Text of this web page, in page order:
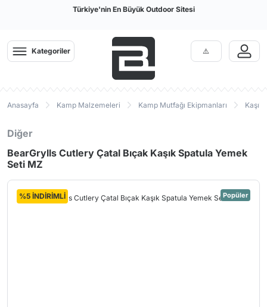
Türkiye'nin En Büyük Outdoor Sitesi
Kategoriler
Anasayfa Kamp Malzemeleri Kamp Mutfağı Ekipmanları Kaşık
Diğer
BearGrylls Cutlery Çatal Bıçak Kaşık Spatula Yemek
Seti MZ
Popüler
%5 İNDİRİMLİ